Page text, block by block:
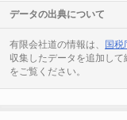
データの出典について
有限会社道の情報は、 国税
収集したデータを追加して
をご覧ください。